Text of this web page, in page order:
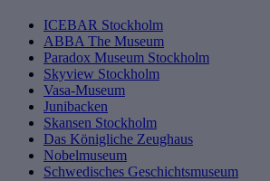
ICEBAR Stockholm
ABBA The Museum
Paradox Museum Stockholm
Skyview Stockholm
Vasa-Museum
Junibacken
Skansen Stockholm
Das Königliche Zeughaus
Nobelmuseum
Schwedisches Geschichtsmuseum